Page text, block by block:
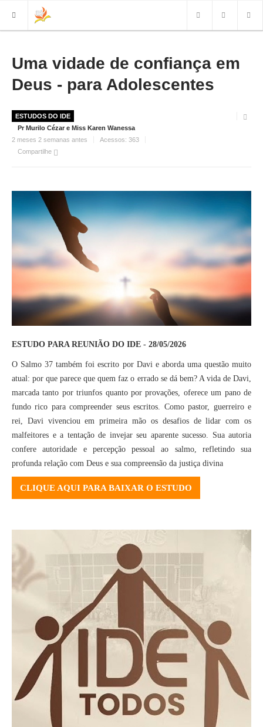
IGREJA
DIRETORIA
CREMOS...
FOTOS
VÍDEOS
GRAVADOS
CULTO AO VIVO
Uma vidade de confiança em
Deus - para Adolescentes
ESTUDOS DO IDE
Pr Murilo Cézar e Miss Karen Wanessa
2 meses 2 semanas antes
Acessos: 363
Compartilhe
ESTUDO PARA REUNIÃO DO IDE - 28/05/2026
O Salmo 37 também foi escrito por Davi e aborda uma questão muito
atual: por que parece que quem faz o errado se dá bem? A vida de Davi,
marcada tanto por triunfos quanto por provações, oferece um pano de
fundo rico para compreender seus escritos. Como pastor, guerreiro e
rei, Davi vivenciou em primeira mão os desafios de lidar com os
malfeitores e a tentação de invejar seu aparente sucesso. Sua autoria
confere autoridade e percepção pessoal ao salmo, refletindo sua
profunda relação com Deus e sua compreensão da justiça divina
CLIQUE AQUI PARA BAIXAR O ESTUDO